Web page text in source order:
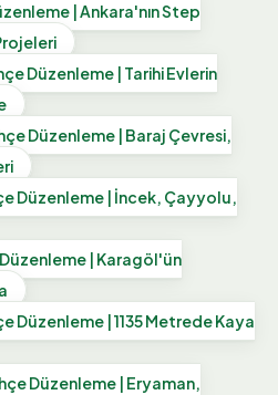
| Ankara'nın Step
Düzenleme | Tarihi Evlerin
Düzenleme | Baraj Çevresi,
Düzenleme | İncek, Çayyolu,
| Karagöl'ün
Düzenleme | 1135 Metrede Kaya
Düzenleme | Eryaman,